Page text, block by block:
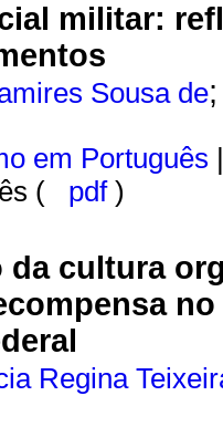
militar:
Sousa de
em Português
( pdf )
da cultura
Regina